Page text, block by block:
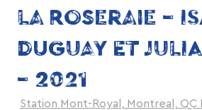
LA ROSERAIE –
DUGUAY ET
– 2021
Station Mont-Royal, Montreal, QC